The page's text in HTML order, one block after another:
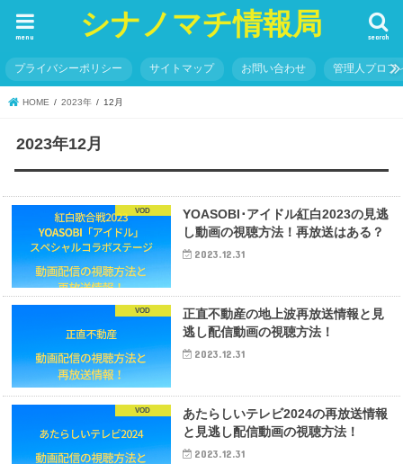
シナノマチ情報局 search
menu
プライバシーポリシー サイトマップ お問い合わせ 管理人プロフ
HOME 2023年 12月
2023年12月
VOD
YOASOBI･アイドル紅白2023の見逃
し動画の視聴方法！再放送はある？
2023.12.31
VOD
正直不動産の地上波再放送情報と見
逃し配信動画の視聴方法！
2023.12.31
VOD
あたらしいテレビ2024の再放送情報
と見逃し配信動画の視聴方法！
2023.12.31